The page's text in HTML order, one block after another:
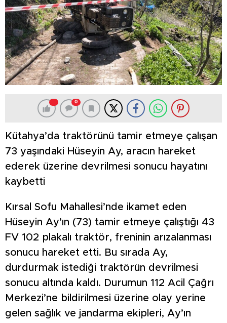
0
Kütahya’da traktörünü tamir etmeye çalışan
73 yaşındaki Hüseyin Ay, aracın hareket
ederek üzerine devrilmesi sonucu hayatını
kaybetti
Kırsal Sofu Mahallesi’nde ikamet eden
Hüseyin Ay’ın (73) tamir etmeye çalıştığı 43
FV 102 plakalı traktör, freninin arızalanması
sonucu hareket etti. Bu sırada Ay,
durdurmak istediği traktörün devrilmesi
sonucu altında kaldı. Durumun 112 Acil Çağrı
Merkezi’ne bildirilmesi üzerine olay yerine
gelen sağlık ve jandarma ekipleri, Ay’ın